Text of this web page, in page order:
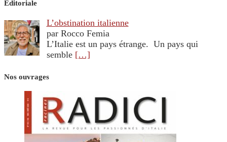
Editoriale
L’obstination italienne
par Rocco Femia
L’Italie est un pays étrange. Un pays qui
semble […]
Nos ouvrages